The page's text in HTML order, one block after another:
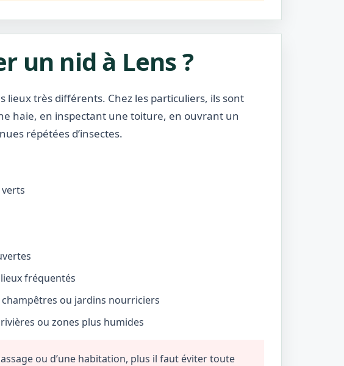
un nid à Lens ?
lieux très différents. Chez les particuliers, ils sont
haie, en inspectant une toiture, en ouvrant un
répétées d’insectes.
fréquentés
ou jardins nourriciers
ou zones plus humides
ou d’une habitation, plus il faut éviter toute